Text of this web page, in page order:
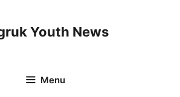
Youth News
Menu